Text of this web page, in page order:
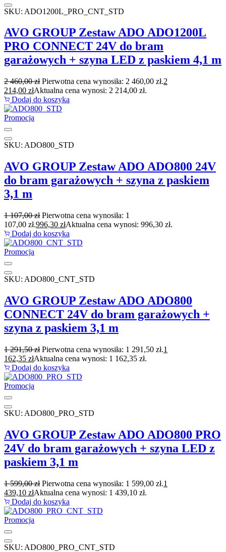
SKU: ADO1200L_PRO_CNT_STD
AVO GROUP Zestaw ADO ADO1200L
PRO CONNECT 24V do bram
garażowych + szyna LED z paskiem 4,1 m
2 460,00zł Pierwotna cena wynosiła: 2 460,00 zł.2
214,00 złAktualna cena wynosi: 2 214,00 zł.
Dodaj do koszyka
Promocja
SKU: ADO800_STD
AVO GROUP Zestaw ADO ADO800 24V
do bram garażowych + szyna z paskiem
3,1 m
1 107,00zł Pierwotna cena wynosiła: 1
107,00 zł.996,30 złAktualna cena wynosi: 996,30 zł.
Dodaj do koszyka
Promocja
SKU: ADO800_CNT_STD
AVO GROUP Zestaw ADO ADO800
CONNECT 24V do bram garażowych +
szyna z paskiem 3,1 m
1 291,50zł Pierwotna cena wynosiła: 1 291,50 zł.1
162,35 złAktualna cena wynosi: 1 162,35 zł.
Dodaj do koszyka
Promocja
SKU: ADO800_PRO_STD
AVO GROUP Zestaw ADO ADO800 PRO
24V do bram garażowych + szyna LED z
paskiem 3,1 m
1 599,00zł Pierwotna cena wynosiła: 1 599,00 zł.1
439,10 złAktualna cena wynosi: 1 439,10 zł.
Dodaj do koszyka
Promocja
SKU: ADO800_PRO_CNT_STD